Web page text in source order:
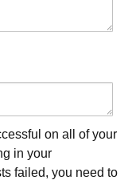
on all of your
in your
failed, you need to